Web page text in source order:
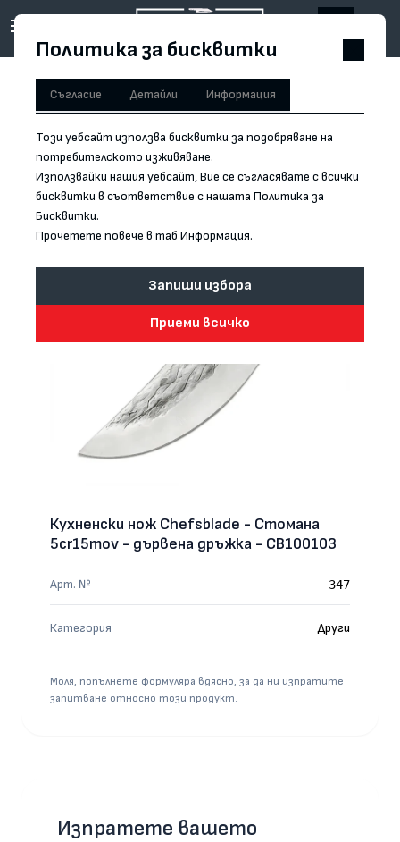
Обратно към продукта
Кухненски нож Chefsblade - Стомана
5cr15mov - дървена дръжка - CB100103
Арт. № 347
Категория Други
Моля, попълнете формуляра вдясно, за да ни изпратите
запитване относно този продукт.
Изпратете вашето
Политика за бисквитки
Съгласие Детайли Информация
Този уебсайт използва бисквитки за подобряване на
потребителското изживяване.
Използвайки нашия уебсайт, Вие се съгласявате с всички
бисквитки в съответствие с нашата Политика за
Бисквитки.
Прочетете повече в таб Информация.
Запиши избора
Приеми всичко